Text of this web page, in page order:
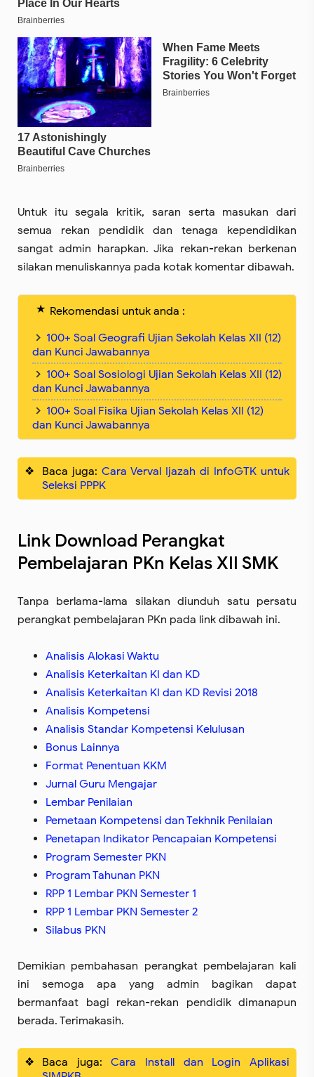
Untuk itu segala kritik, saran serta masukan dari
semua rekan pendidik dan tenaga kependidikan
sangat admin harapkan. Jika rekan-rekan berkenan
silakan menuliskannya pada kotak komentar dibawah.
Rekomendasi untuk anda :
100+ Soal Geografi Ujian Sekolah Kelas XII (12)
dan Kunci Jawabannya
100+ Soal Sosiologi Ujian Sekolah Kelas XII (12)
dan Kunci Jawabannya
100+ Soal Fisika Ujian Sekolah Kelas XII (12)
dan Kunci Jawabannya
Baca juga: Cara Verval Ijazah di InfoGTK untuk
Seleksi PPPK
Link Download Perangkat
Pembelajaran PKn Kelas XII SMK
Tanpa berlama-lama silakan diunduh satu persatu
perangkat pembelajaran PKn pada link dibawah ini.
Analisis Alokasi Waktu
Analisis Keterkaitan KI dan KD
Analisis Keterkaitan KI dan KD Revisi 2018
Analisis Kompetensi
Analisis Standar Kompetensi Kelulusan
Bonus Lainnya
Format Penentuan KKM
Jurnal Guru Mengajar
Lembar Penilaian
Pemetaan Kompetensi dan Tekhnik Penilaian
Penetapan Indikator Pencapaian Kompetensi
Program Semester PKN
Program Tahunan PKN
RPP 1 Lembar PKN Semester 1
RPP 1 Lembar PKN Semester 2
Silabus PKN
Demikian pembahasan perangkat pembelajaran kali
ini semoga apa yang admin bagikan dapat
bermanfaat bagi rekan-rekan pendidik dimanapun
berada. Terimakasih.
Baca juga:Cara Install dan Login Aplikasi